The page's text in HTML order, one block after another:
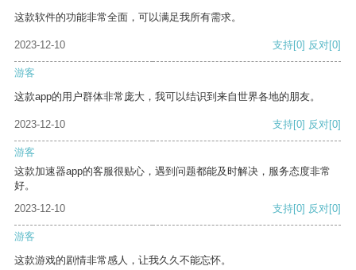
这款软件的功能非常全面，可以满足我所有需求。
2023-12-10 支持[0] 反对[0]
游客
这款app的用户群体非常庞大，我可以结识到来自世界各地的朋友。
2023-12-10 支持[0] 反对[0]
游客
这款加速器app的客服很贴心，遇到问题都能及时解决，服务态度非常
好。
2023-12-10
支持[0] 反对[0]
游客
这款游戏的剧情非常感人，让我久久不能忘怀。